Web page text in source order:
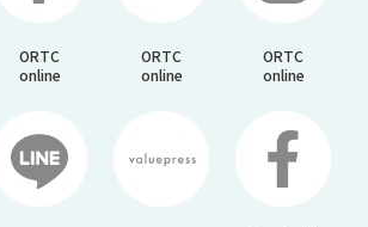
ORTC
online
ORTC
online
ORTC
online